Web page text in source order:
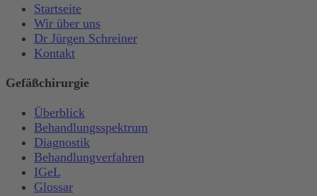
Startseite
Wir über uns
Dr Jürgen Schreiner
Kontakt
Gefäßchirurgie
Überblick
Behandlungsspektrum
Diagnostik
Behandlungverfahren
IGeL
Glossar